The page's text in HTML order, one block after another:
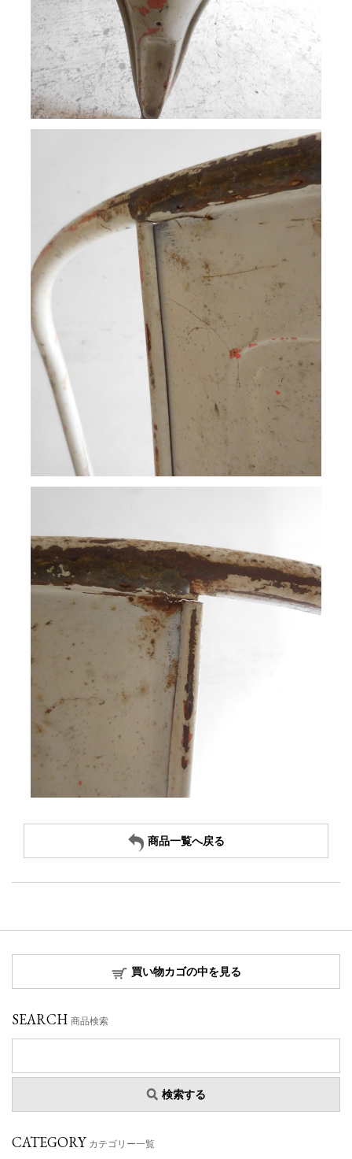
商品一覧へ戻る
買い物カゴの中を見る
SEARCH 商品検索
検索する
CATEGORY カテゴリー一覧